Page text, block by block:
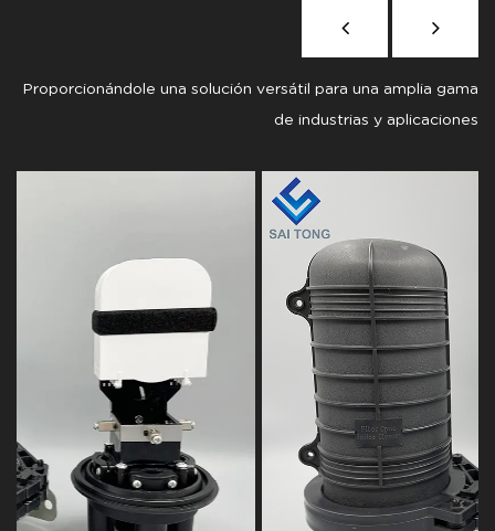
Proporcionándole una solución versátil para una amplia gama
de industrias y aplicaciones